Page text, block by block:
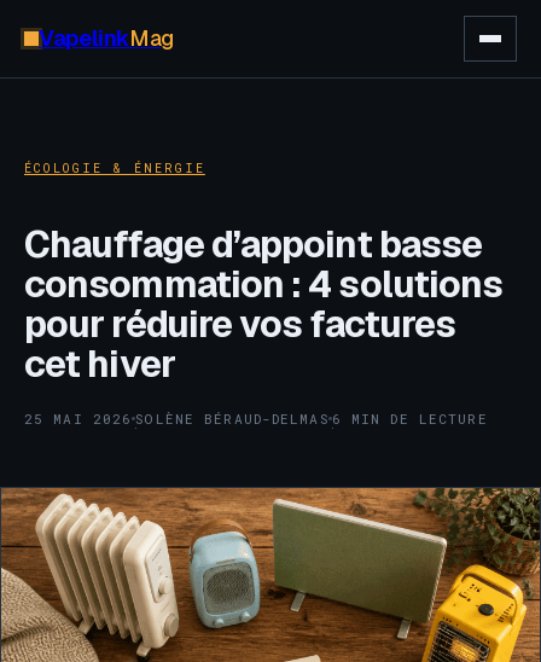
VapelinkMag
ÉCOLOGIE & ÉNERGIE
Chauffage d’appoint basse
consommation : 4 solutions
pour réduire vos factures
cet hiver
25 MAI 2026·SOLÈNE BÉRAUD-DELMAS ·
6 MIN DE LECTURE